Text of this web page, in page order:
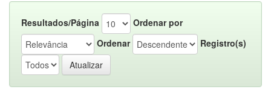
Resultados/Página
Ordenar por
Ordenar
Registro(s)